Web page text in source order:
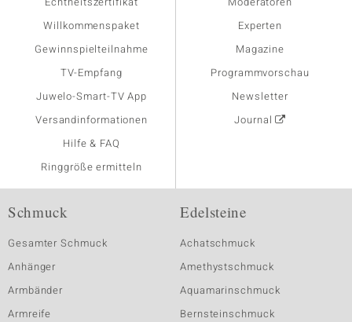
Willkommenspaket
Gewinnspielteilnahme
TV-Empfang
Juwelo-Smart-TV App
Versandinformationen
Hilfe & FAQ
Ringgröße ermitteln
Experten
Magazine
Programmvorschau
Newsletter
Journal
Schmuck
Gesamter Schmuck
Anhänger
Armbänder
Armreife
Edelsteine
Achatschmuck
Amethystschmuck
Aquamarinschmuck
Bernsteinschmuck